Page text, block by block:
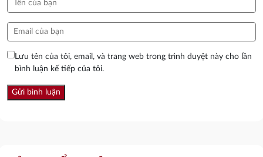
Lưu tên của tôi, email, và trang web trong trình duyệt này cho lần
bình luận kế tiếp của tôi.